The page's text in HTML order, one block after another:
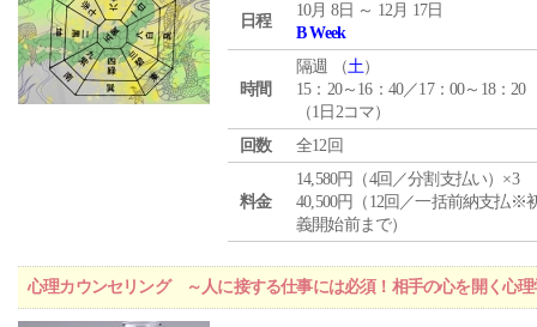
日程
10月 8日 ～ 12月 17日
B Week
時間
隔週 （土）
15：20～16：40／17：00～18：20
（1日2コマ）
回数
全12回
料金
14,580円（4回／分割支払い）×3
40,500円（12回／一括前納支払※
義開始前まで）
心理カウンセリング ～人に接する仕事には必須！相手の心を開く心理